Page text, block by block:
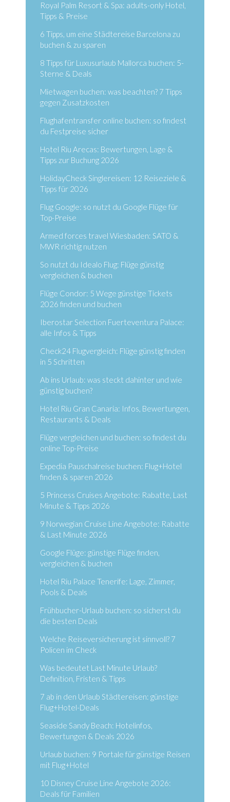
Royal Palm Resort & Spa: adults-only Hotel,
Tipps & Preise
6 Tipps, um eine Städtereise Barcelona zu
buchen & zu sparen
8 Tipps für Luxusurlaub Mallorca buchen: 5-
Sterne & Deals
Mietwagen buchen: was beachten? 7 Tipps
gegen Zusatzkosten
Flughafentransfer online buchen: so findest
du Festpreise sicher
Hotel Riu Arecas: Bewertungen, Lage &
Tipps zur Buchung 2026
HolidayCheck Singlereisen: 12 Reiseziele &
Tipps für 2026
Flug Google: so nutzt du Google Flüge für
Top-Preise
Armed forces travel Wiesbaden: SATO &
MWR richtig nutzen
So nutzt du Idealo Flug: Flüge günstig
vergleichen & buchen
Flüge Condor: 5 Wege günstige Tickets
2026 finden und buchen
Iberostar Selection Fuerteventura Palace:
alle Infos & Tipps
Check24 Flugvergleich: Flüge günstig finden
in 5 Schritten
Ab ins Urlaub: was steckt dahinter und wie
günstig buchen?
Hotel Riu Gran Canaria: Infos, Bewertungen,
Restaurants & Deals
Flüge vergleichen und buchen: so findest du
online Top-Preise
Expedia Pauschalreise buchen: Flug+Hotel
finden & sparen 2026
5 Princess Cruises Angebote: Rabatte, Last
Minute & Tipps 2026
9 Norwegian Cruise Line Angebote: Rabatte
& Last Minute 2026
Google Flüge: günstige Flüge finden,
vergleichen & buchen
Hotel Riu Palace Tenerife: Lage, Zimmer,
Pools & Deals
Frühbucher-Urlaub buchen: so sicherst du
die besten Deals
Welche Reiseversicherung ist sinnvoll? 7
Policen im Check
Was bedeutet Last Minute Urlaub?
Definition, Fristen & Tipps
7 ab in den Urlaub Städtereisen: günstige
Flug+Hotel-Deals
Seaside Sandy Beach: Hotelinfos,
Bewertungen & Deals 2026
Urlaub buchen: 9 Portale für günstige Reisen
mit Flug+Hotel
10 Disney Cruise Line Angebote 2026:
Deals für Familien